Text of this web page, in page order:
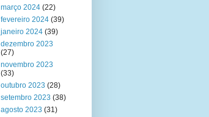
março 2024 (22)
fevereiro 2024 (39)
janeiro 2024 (39)
dezembro 2023
(27)
novembro 2023
(33)
outubro 2023 (28)
setembro 2023 (38)
agosto 2023 (31)